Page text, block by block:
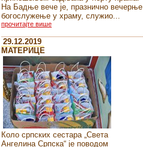
На Бадње вече је, празнично вечерње
богослужење у храму, служио...
прочитајте више
29.12.2019
MATEРИЦЕ
Коло српских сестара „Света
Ангелина Српска“ je поводом